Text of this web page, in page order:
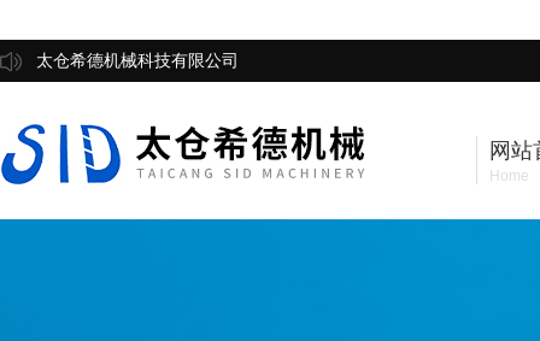
太仓希德机械科技有限公司
网站
Home